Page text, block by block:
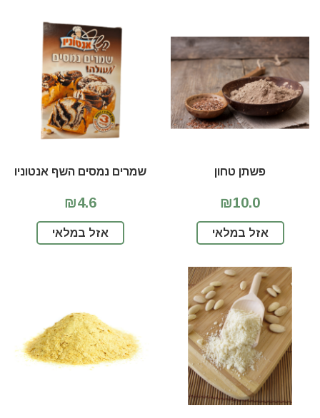
פשתן טחון
₪10.0
אזל במלאי
שמרים נמסים השף אנטוניו
₪4.6
אזל במלאי